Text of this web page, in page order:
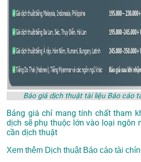
Báo giá dịch thuật tài liệu Báo cáo
Bảng giá chỉ mang tính chất tham
dịch sẽ phụ thuộc lớn vào loại ngôn
cần dịch thuật
Xem thêm Dịch thuật Báo cáo tài